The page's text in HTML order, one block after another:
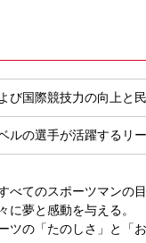
国際競技力の向上と
ルの選手が活躍する
べてのスポーツマンの目
に夢と感動を与える。
ツの「たのしさ」と